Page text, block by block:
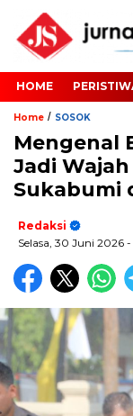
HOME
Home / SOSOK
Mengenal
Jadi
Sukabumi
Redaksi
Selasa, 30 Juni 2026 -